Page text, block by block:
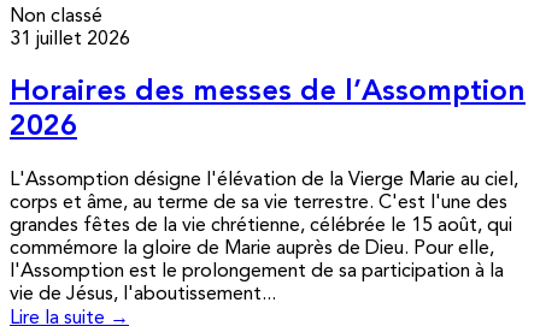
Non classé
31 juillet 2026
Horaires des messes de l’Assomption
2026
L'Assomption désigne l'élévation de la Vierge Marie au ciel,
corps et âme, au terme de sa vie terrestre. C'est l'une des
grandes fêtes de la vie chrétienne, célébrée le 15 août, qui
commémore la gloire de Marie auprès de Dieu. Pour elle,
l'Assomption est le prolongement de sa participation à la
vie de Jésus, l'aboutissement...
Lire la suite →